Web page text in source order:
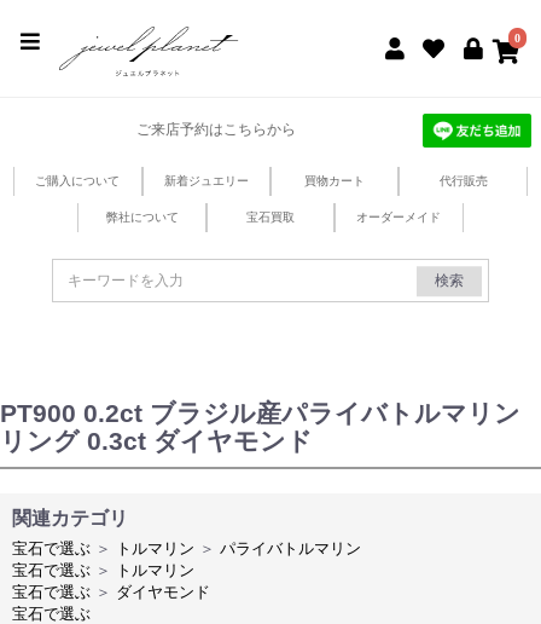
0
ご来店予約はこちらから
ご購入について 新着ジュエリー 買物カート 代行販売
弊社について 宝石買取 オーダーメイド
検索
PT900 0.2ct ブラジル産パライバトルマリン
リング 0.3ct ダイヤモンド
関連カテゴリ
宝石で選ぶ ＞ トルマリン ＞ パライバトルマリン
宝石で選ぶ ＞
トルマリン
宝石で選ぶ ＞ ダイヤモンド
宝石で選ぶ